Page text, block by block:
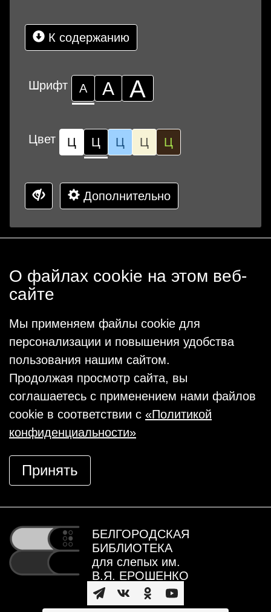
К содержанию
Шрифт А А А
Цвет Ц Ц Ц Ц Ц
Дополнительно
О файлах cookie на этом веб-
сайте
Мы применяем файлы cookie для
персонализации и повышения удобства
пользования нашим сайтом.
Продолжая просмотр сайта, вы
соглашаетесь с применением нами файлов
cookie в соответствии с «Политикой
конфиденциальности»
Принять
БЕЛГОРОДСКАЯ
БИБЛИОТЕКА
для слепых им.
В.Я. ЕРОШЕНКО